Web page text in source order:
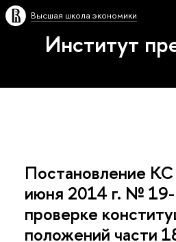
Высшая школа экономики
Институт
Постановление
июня 2014 г. №
проверке
положений части